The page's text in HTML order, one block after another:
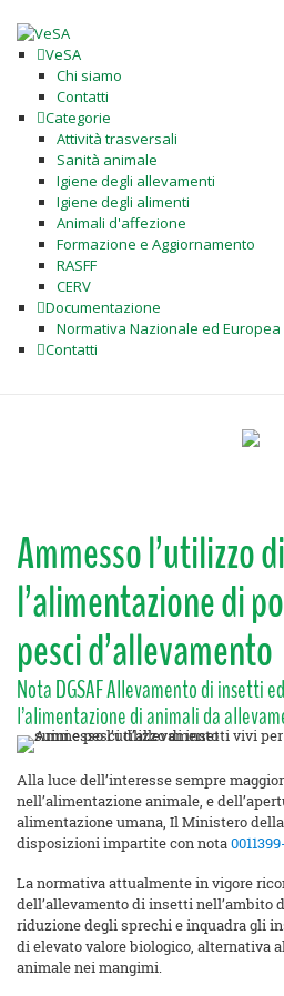
VeSA
Chi siamo
Contatti
Categorie
Attività trasversali
Sanità animale
Igiene degli allevamenti
Igiene degli alimenti
Animali d'affezione
Formazione e Aggiornamento
RASFF
CERV
Documentazione
Normativa Nazionale ed Europea
Contatti
Ammesso l’utilizzo
l’alimentazione di
pesci d’allevamento
Nota DGSAF Allevamento di insetti
l’alimentazione di animali da
Alla luce dell’interesse sempre
nell’alimentazione animale, e
alimentazione umana, Il Ministero
disposizioni impartite con nota
La normativa attualmente in vigore
dell’allevamento di insetti nell’ambito
riduzione degli sprechi e inquadra gli
di elevato valore biologico, alternativa
animale nei mangimi.